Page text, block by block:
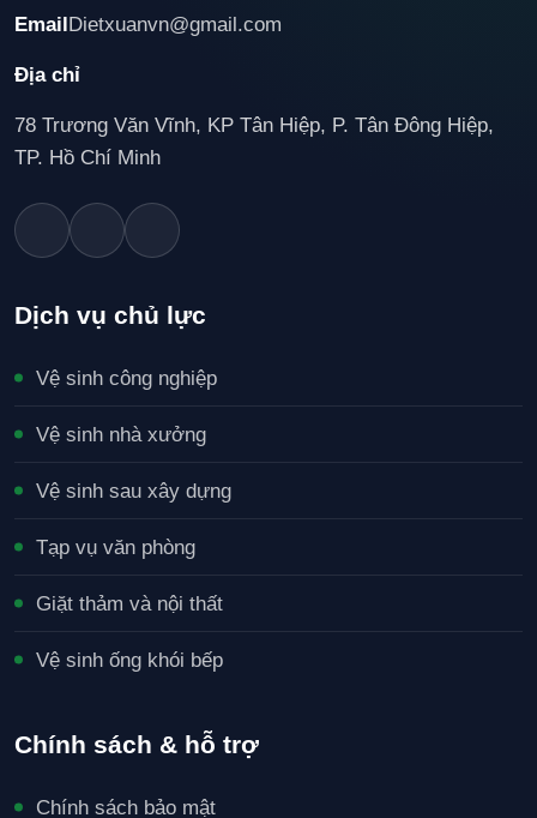
Email Dietxuanvn@gmail.com
Địa chỉ
78 Trương Văn Vĩnh, KP Tân Hiệp, P. Tân Đông Hiệp,
TP. Hồ Chí Minh
Dịch vụ chủ lực
Vệ sinh công nghiệp
Vệ sinh nhà xưởng
Vệ sinh sau xây dựng
Tạp vụ văn phòng
Giặt thảm và nội thất
Vệ sinh ống khói bếp
Chính sách & hỗ trợ
Chính sách bảo mật